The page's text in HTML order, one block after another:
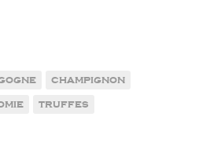
champignon
truffes